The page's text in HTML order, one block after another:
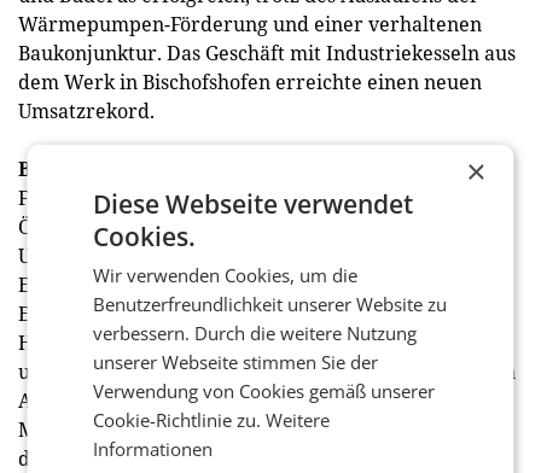
Wärmepumpen-Förderung und einer verhaltenen
Baukonjunktur. Das Geschäft mit Industriekesseln aus
dem Werk in Bischofshofen erreichte einen neuen
Umsatzrekord.
Bosch erwartet volatiles Geschäftsjahr 2026
Für das laufende Geschäftsjahr rechnet Bosch in
Österreich mit einem weiterhin anspruchsvollen
Umfeld. Geopolitische Spannungen und unsichere
Energiepreise dämpfen die konjunkturelle
Entwicklung. „Wir begegnen diesen
Herausforderungen mit dem, was uns auszeichnet:
unserer ausgeprägten Innovationskraft, einer breiten
Aufstellung und dem großen Engagement unserer
Mitarbeitenden“, unterstrich Weinwurm. Angesichts
der anhaltend hohen Unsicherheiten gibt das
×
Diese Webseite verwendet
Cookies.
Wir verwenden Cookies, um die
Benutzerfreundlichkeit unserer Website zu
verbessern. Durch die weitere Nutzung
unserer Webseite stimmen Sie der
Verwendung von Cookies gemäß unserer
Cookie-Richtlinie zu.Weitere
Informationen